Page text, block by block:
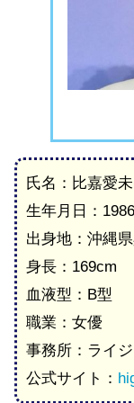
氏名：比嘉愛
生年月日：
出身地：沖縄
身長：169cm
血液型：B型
職業：女優
事務所：ライ
公式サイト：